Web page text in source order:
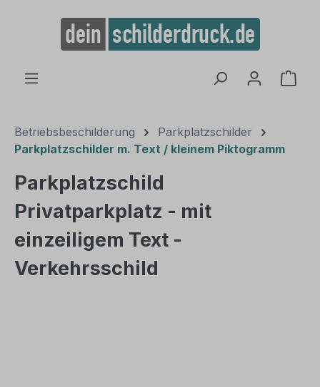
springen
Betriebsbeschilderung
Parkplatzschilder
Parkplatzschilder m. Text / kleinem Piktogramm
Parkplatzschild
Privatparkplatz - mit
einzeiligem Text -
Verkehrsschild